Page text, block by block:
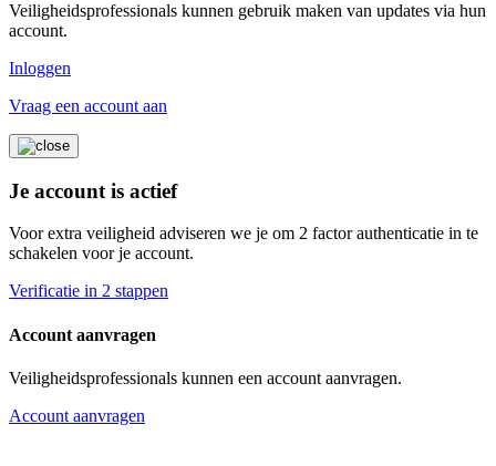
Veiligheidsprofessionals kunnen gebruik maken van updates via hun
account.
Inloggen
Vraag een account aan
Je account is actief
Voor extra veiligheid adviseren we je om 2 factor authenticatie in te
schakelen voor je account.
Verificatie in 2 stappen
Account aanvragen
Veiligheidsprofessionals kunnen een account aanvragen.
Account aanvragen